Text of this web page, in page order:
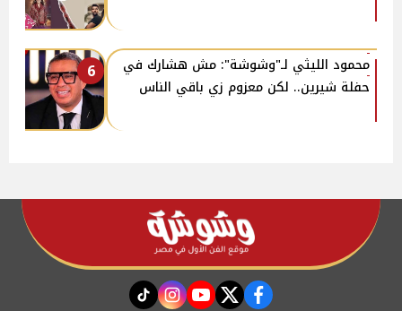
6
محمود الليثي لـ"وشوشة": مش هشارك في
حفلة شيرين.. لكن معزوم زي باقي الناس
facebook
twitter
youtube
instagram
tiktok